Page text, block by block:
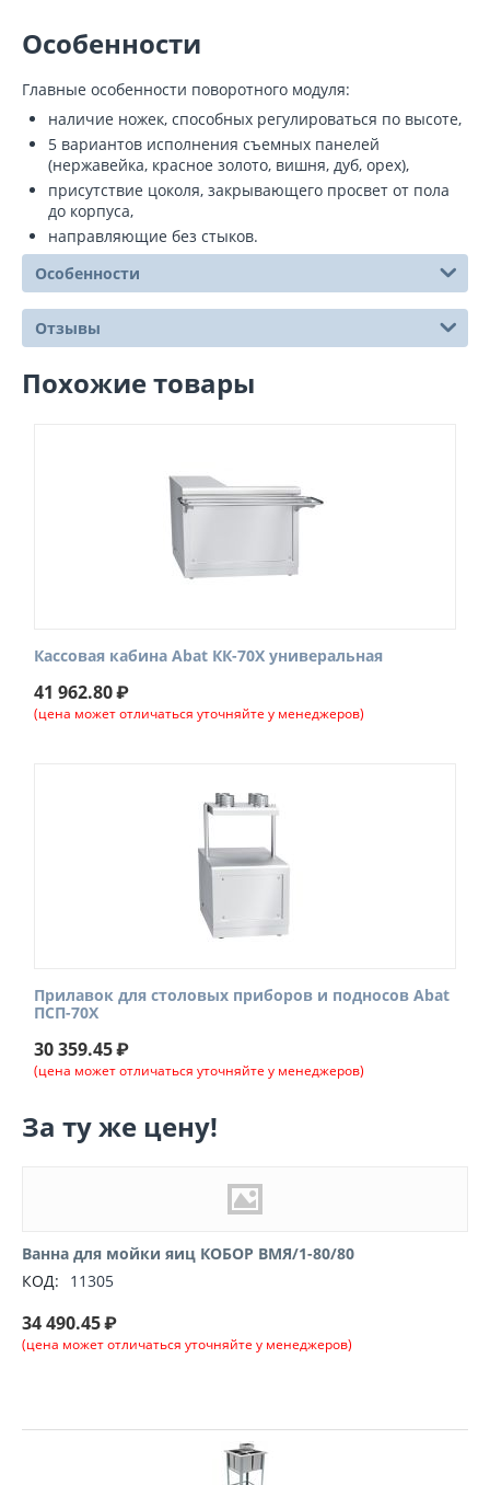
Особенности
Главные особенности поворотного модуля:
наличие ножек, способных регулироваться по высоте,
5 вариантов исполнения съемных панелей
(нержавейка, красное золото, вишня, дуб, орех),
присутствие цоколя, закрывающего просвет от пола
до корпуса,
направляющие без стыков.
Особенности
Отзывы
Похожие товары
Кассовая кабина Abat КК-70Х универальная
41 962.80₽
(цена может отличаться уточняйте у менеджеров)
Прилавок для столовых приборов и подносов Abat
ПСП-70Х
30 359.45₽
(цена может отличаться уточняйте у менеджеров)
За ту же цену!
Ванна для мойки яиц КОБОР ВМЯ/1-80/80
КОД:
11305
34 490.45₽
(цена может отличаться уточняйте у менеджеров)